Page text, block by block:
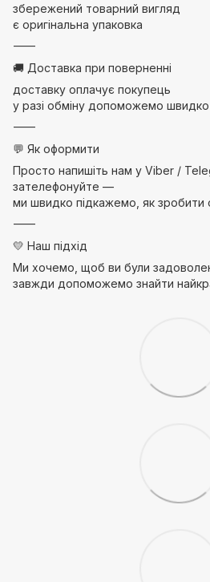
збережений товарний вигляд
є оригінальна упаковка
⸻
🚚 Доставка при поверненні
доставку оплачує покупець
у разі обміну допоможемо швидко
⸻
💬 Як оформити
Просто напишіть нам у Viber /
зателефонуйте —
ми швидко підкажемо, як зробити
⸻
💛 Наш підхід
Ми хочемо, щоб ви були
завжди допоможемо знайти